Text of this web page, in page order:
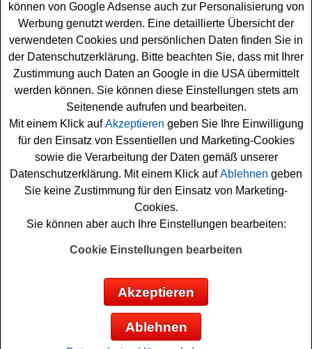
Ein kostenloses Selbst.de Gewinnspiel für alle Grill-Fans
unter den Gewinnern. Selblst.de verlost zweimal ein
schönesGrill-Setunter allen Teilnehmern. Mit etwas
Glück können Sie einen hochwertigen Barbecook
Holzkohlegrill Loewy 55, Holzkohle von proFagus und
eine Kiste Einbecker Null BockBier gewinnen. Dieses
umfangreiche Grillpaket lässt keine Wünsche offen. Wer
möchte nicht das tolle Grillpaket gewinnen und die
nächste Grillsaison mit Top-Equipment starten?
Falls Sie an dem Selbst.de Gewinnspiel gratis
teilnehmen möchten, müssen Sie nur kurz das kleine
Formular ausfüllen. Denn nur so können Sie sich Ihre
Gewinnchance sichern. Vielleicht haben Sie ja Glück?
Auf jeden Fall viel Erfolg!
Selbst.de verlost 2x ein tolles Grill-Set
mit Grill, Holzkohle und einer Kiste
Einbecker Null Bock Bier
können von Google Adsense auch zur Personalisierung von
Werbung genutzt werden. Eine detaillierte Übersicht der
verwendeten Cookies und persönlichen Daten finden Sie in
der Datenschutzerklärung. Bitte beachten Sie, dass mit Ihrer
Zustimmung auch Daten an Google in die USA übermittelt
werden können. Sie können diese Einstellungen stets am
Seitenende aufrufen und bearbeiten.
Mit einem Klick aufAkzeptieren geben Sie Ihre Einwilligung
für den Einsatz von Essentiellen und Marketing-Cookies
sowie die Verarbeitung der Daten gemäß unserer
Datenschutzerklärung. Mit einem Klick aufAblehnen geben
Sie keine Zustimmung für den Einsatz von Marketing-
Cookies.
Sie können aber auch Ihre Einstellungen bearbeiten:
Cookie Einstellungen bearbeiten
Akzeptieren
Ablehnen